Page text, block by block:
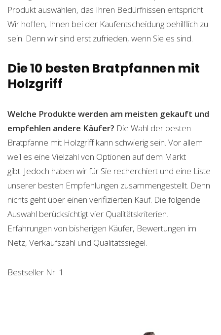
Produkt auswählen, das Ihren Bedürfnissen entspricht.
Wir hoffen, Ihnen bei der Kaufentscheidung behilflich zu
sein. Denn wir sind erst zufrieden, wenn Sie es sind.
Die 10 besten Bratpfannen mit
Holzgriff
Welche Produkte werden am meisten gekauft und
empfehlen andere Käufer? Die Wahl der besten
Bratpfanne mit Holzgriff kann schwierig sein. Vor allem
weil es eine Vielzahl von Optionen auf dem Markt
gibt. Jedoch haben wir für Sie recherchiert und eine Liste
unserer besten Empfehlungen zusammengestellt. Denn
nichts geht über einen verifizierten Kauf. Die folgende
Auswahl berücksichtigt vier Qualitätskriterien.
Erfahrungen von bisherigen Käufer, Bewertungen im
Netz, Verkaufszahl und Qualitätssiegel.
Bestseller Nr. 1